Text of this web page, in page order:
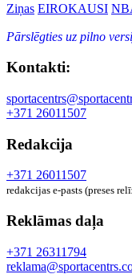
Ziņas EIROKAUSI
Pārslēgties uz pilno
Kontakti:
+371 26011507
Redakcija
+371 26011507
redakcijas e-pasts (preses
Reklāmas daļa
+371 26311794